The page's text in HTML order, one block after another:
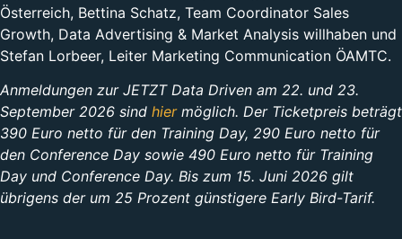
Österreich, Bettina Schatz, Team Coordinator Sales
Growth, Data Advertising & Market Analysis willhaben und
Stefan Lorbeer, Leiter Marketing Communication ÖAMTC.
Anmeldungen zur JETZT Data Driven am 22. und 23.
September 2026 sind hiermöglich. Der Ticketpreis beträgt
390 Euro netto für den Training Day, 290 Euro netto für
den Conference Day sowie 490 Euro netto für Training
Day und Conference Day. Bis zum 15. Juni 2026 gilt
übrigens der um 25 Prozent günstigere Early Bird-Tarif.